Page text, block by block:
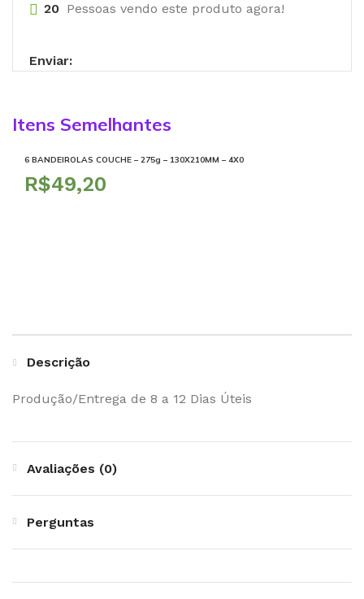
20 Pessoas vendo este produto agora!
Enviar:
Itens Semelhantes
6 BANDEIROLAS COUCHE – 275g – 130X210MM – 4X0
R$
Descrição
Produção/Entrega de 8 a 12 Dias Úteis
Avaliações (0)
Perguntas